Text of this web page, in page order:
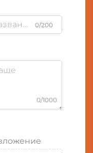
0/200
0/1000